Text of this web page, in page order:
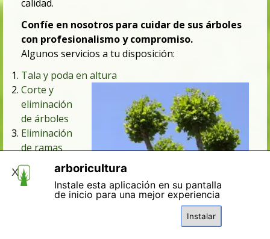
calidad.
Confíe en nosotros para cuidar de sus árboles
con profesionalismo y compromiso.
Algunos servicios a tu disposición:
Tala y poda en altura
Corte y
eliminación
de árboles
Eliminación
de ramas
peligrosa
Tratamiento
arboricultura
Instale esta aplicación en su pantalla
de inicio para una mejor experiencia
Instalar
X